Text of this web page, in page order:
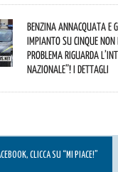
Benzina annacquata e
impianto su cinque
problema riguarda
Nazionale”! I dettagli
CLICCA SU “MI PIACE!”